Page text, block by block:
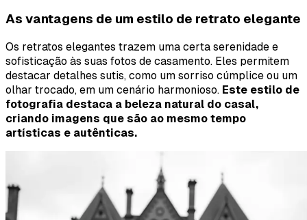
As vantagens de um estilo de retrato elegante
Os retratos elegantes trazem uma certa serenidade e
sofisticação às suas fotos de casamento. Eles permitem
destacar detalhes sutis, como um sorriso cúmplice ou um
olhar trocado, em um cenário harmonioso. Este estilo de
fotografia destaca a beleza natural do casal,
criando imagens que são ao mesmo tempo
artísticas e autênticas.